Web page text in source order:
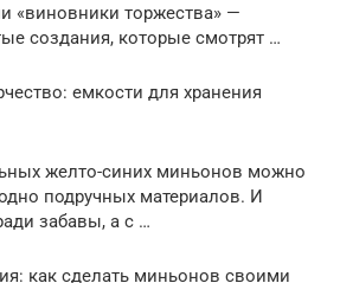
«виновники торжества» —
создания, которые смотрят …
емкости для хранения
желто-синих миньонов можно
подручных материалов. И
забавы, а с …
как сделать миньонов своими